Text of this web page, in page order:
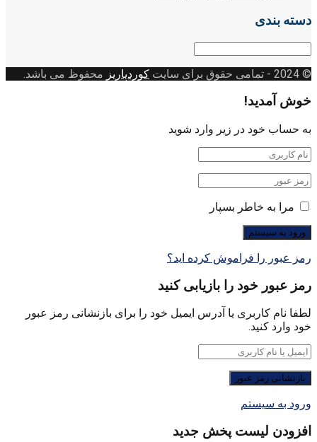
دسته بندی
دسته
© 2024
- تمامی حقوق برای سایت کوردپاریز محفوظ می باشد.
خوش آمدید!
به حساب خود در زیر وارد شوید
مرا به خاطر بسپار
رمز عبور را فراموش کرده اید؟
رمز عبور خود را بازیابی کنید
لطفا نام کاربری یا آدرس ایمیل خود را برای بازنشانی رمز عبور
خود وارد کنید.
ورود به سیستم
افزودن لیست پخش جدید